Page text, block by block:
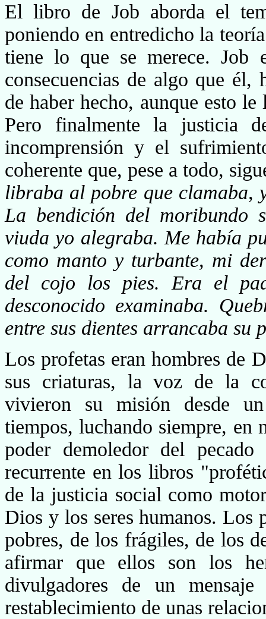
El libro de Job aborda el
poniendo en entredicho la
tiene lo que se merece. Job
consecuencias de algo que él,
de haber hecho, aunque esto
Pero finalmente la justicia
incomprensión y el
cohe­rente que, pese a todo,
libraba al pobre que clamaba,
La bendición del moribun­do
viuda yo alegraba. Me había
como manto y turbante, mi
del cojo los pies. Era el
desconocido examinaba.
entre sus dientes arrancaba su
Los profetas eran hombres de
sus criaturas, la voz de la
vivieron su misión desde
tiempos, luchando siempre, en
poder demoledor del
recurrente en los libros
de la justicia social como
Dios y los seres humanos. Los
po­bres, de los frágiles, de los
afirmar que ellos son los
divulgadores de un
restablecimiento de unas